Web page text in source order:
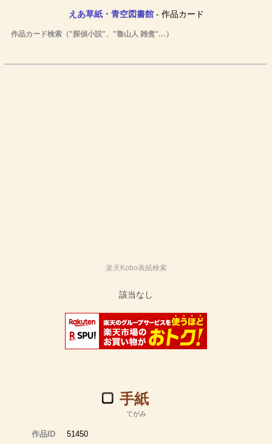
えあ草紙・青空図書館- 作品カード
作品カード検索（"探偵小説"、"魯山人 雑煮"…）
楽天Kobo表紙検索
手紙
てがみ
作品ID
51450